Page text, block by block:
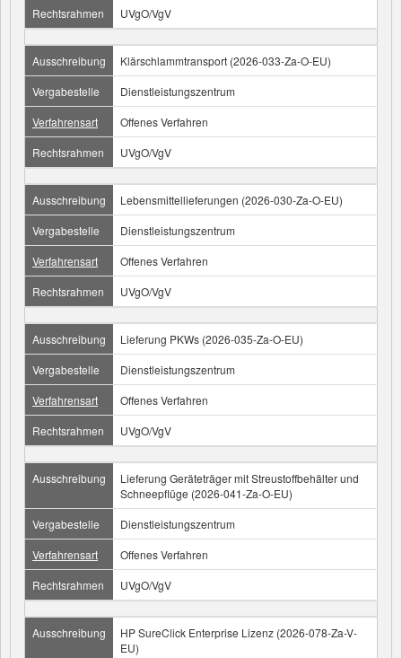
Rechtsrahmen
UVgO/VgV
Ausschreibung
Klärschlammtransport (2026-033-Za-O-EU)
Vergabestelle
Dienstleistungszentrum
Verfahrensart
Offenes Verfahren
Rechtsrahmen
UVgO/VgV
Ausschreibung
Lebensmittellieferungen (2026-030-Za-O-EU)
Vergabestelle
Dienstleistungszentrum
Verfahrensart
Offenes Verfahren
Rechtsrahmen
UVgO/VgV
Ausschreibung
Lieferung PKWs (2026-035-Za-O-EU)
Vergabestelle
Dienstleistungszentrum
Verfahrensart
Offenes Verfahren
Rechtsrahmen
UVgO/VgV
Ausschreibung
Lieferung Geräteträger mit Streustoffbehälter und
Schneepflüge (2026-041-Za-O-EU)
Vergabestelle
Dienstleistungszentrum
Verfahrensart
Offenes Verfahren
Rechtsrahmen
UVgO/VgV
Ausschreibung
HP SureClick Enterprise Lizenz (2026-078-Za-V-
EU)